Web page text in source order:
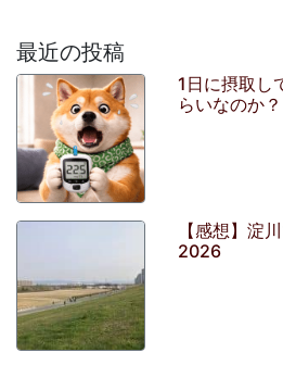
最近の投稿
1日に摂取し
らいなのか
【感想】淀
2026